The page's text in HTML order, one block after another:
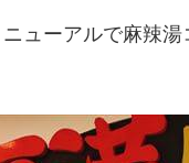
ューアルで麻辣